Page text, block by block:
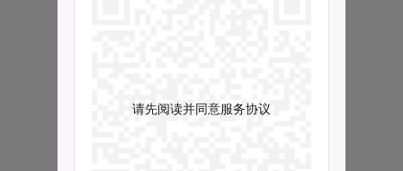
请先阅读并同意服务协议